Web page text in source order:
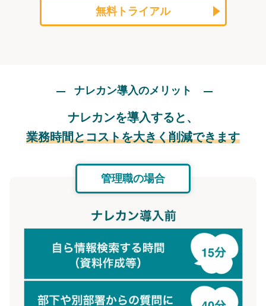
無料トライアル
ナレカン導入のメリット
ナレカンを導入すると、
業務時間とコストを大きく削減できます
管理職の場合